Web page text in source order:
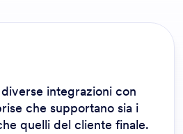
integrazioni con
che supportano sia i
quelli del cliente finale.